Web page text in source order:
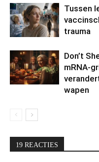
Tussen
trauma
Don’t
mRNA-
wapen
19 REACTIES